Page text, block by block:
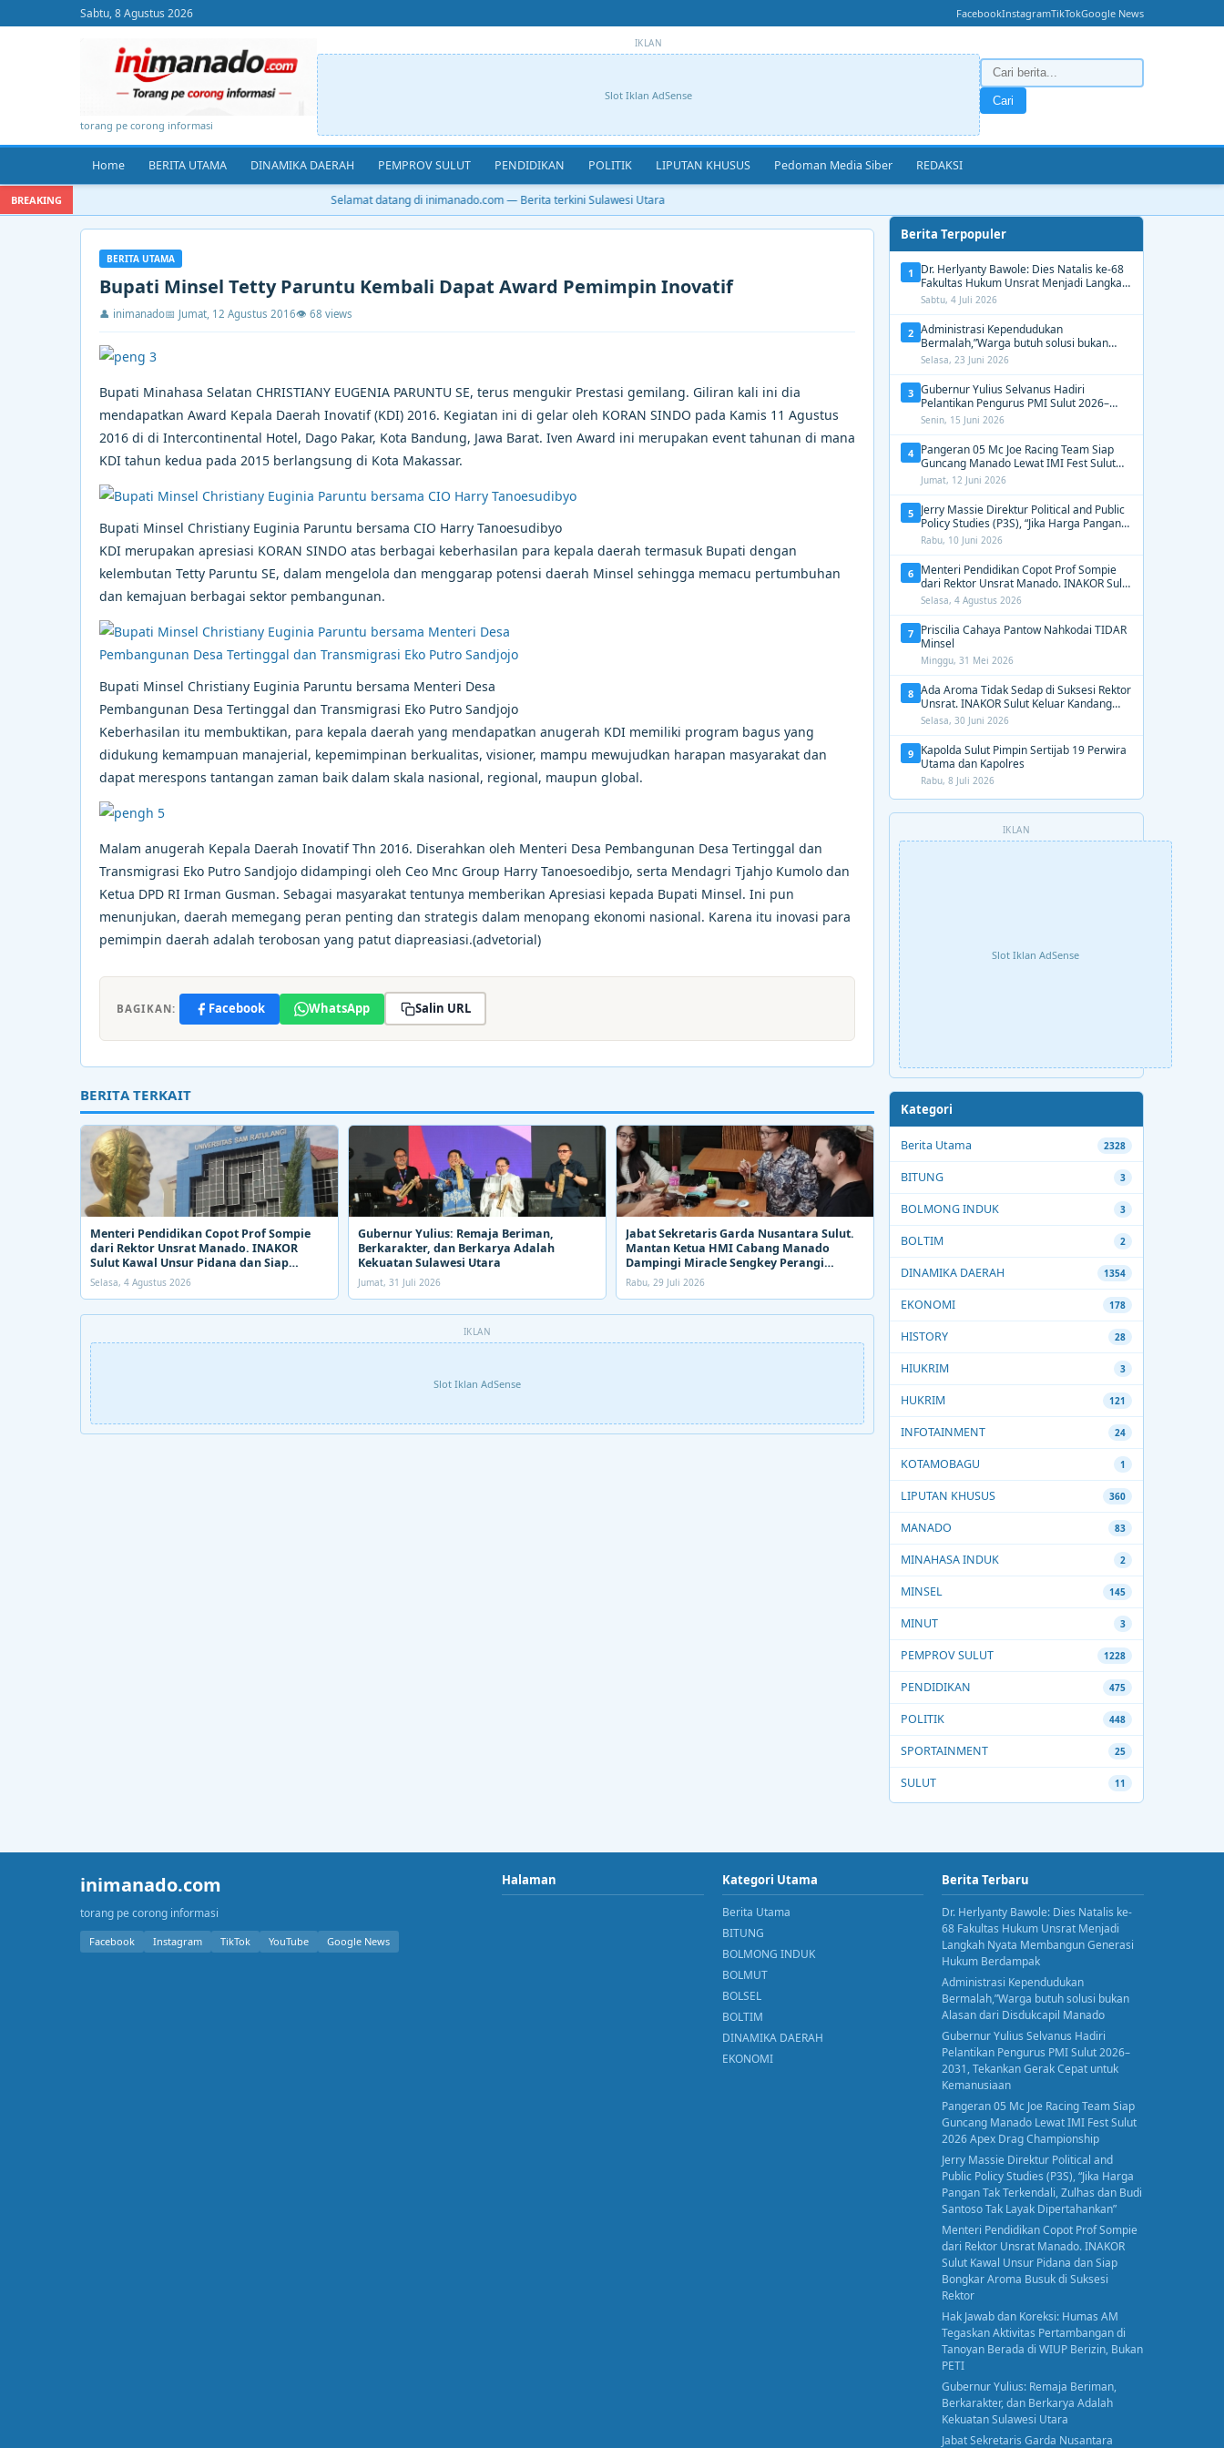
Sabtu, 8 Agustus 2026 FacebookInstagramTikTokGoogle News
torang pe corong informasi
IKLAN
Slot Iklan AdSense Cari
Home BERITA UTAMA DINAMIKA DAERAH PEMPROV SULUT PENDIDIKAN POLITIK LIPUTAN KHUSUS Pedoman Media Siber REDAKSI
BREAKING Selamat datang di inimanado.com — Berita terkini Sulawesi Utara
BERITA UTAMA
Bupati Minsel Tetty Paruntu Kembali Dapat Award Pemimpin Inovatif
👤 inimanado📅 Jumat, 12 Agustus 2016👁 68 views
Bupati Minahasa Selatan CHRISTIANY EUGENIA PARUNTU SE, terus mengukir Prestasi gemilang. Giliran kali ini dia
mendapatkan Award Kepala Daerah Inovatif (KDI) 2016. Kegiatan ini di gelar oleh KORAN SINDO pada Kamis 11 Agustus
2016 di di Intercontinental Hotel, Dago Pakar, Kota Bandung, Jawa Barat. Iven Award ini merupakan event tahunan di mana
KDI tahun kedua pada 2015 berlangsung di Kota Makassar.
Bupati Minsel Christiany Euginia Paruntu bersama CIO Harry Tanoesudibyo
KDI merupakan apresiasi KORAN SINDO atas berbagai keberhasilan para kepala daerah termasuk Bupati dengan
kelembutan Tetty Paruntu SE, dalam mengelola dan menggarap potensi daerah Minsel sehingga memacu pertumbuhan
dan kemajuan berbagai sektor pembangunan.
Bupati Minsel Christiany Euginia Paruntu bersama Menteri Desa
Pembangunan Desa Tertinggal dan Transmigrasi Eko Putro Sandjojo
Keberhasilan itu membuktikan, para kepala daerah yang mendapatkan anugerah KDI memiliki program bagus yang
didukung kemampuan manajerial, kepemimpinan berkualitas, visioner, mampu mewujudkan harapan masyarakat dan
dapat merespons tantangan zaman baik dalam skala nasional, regional, maupun global.
Malam anugerah Kepala Daerah Inovatif Thn 2016. Diserahkan oleh Menteri Desa Pembangunan Desa Tertinggal dan
Transmigrasi Eko Putro Sandjojo didampingi oleh Ceo Mnc Group Harry Tanoesoedibjo, serta Mendagri Tjahjo Kumolo dan
Ketua DPD RI Irman Gusman. Sebagai masyarakat tentunya memberikan Apresiasi kepada Bupati Minsel. Ini pun
menunjukan, daerah memegang peran penting dan strategis dalam menopang ekonomi nasional. Karena itu inovasi para
pemimpin daerah adalah terobosan yang patut diapreasiasi.(advetorial)
BAGIKAN: Facebook WhatsApp Salin URL
BERITA TERKAIT
Menteri Pendidikan Copot Prof Sompie
dari Rektor Unsrat Manado. INAKOR
Sulut Kawal Unsur Pidana dan Siap
Bongkar Aroma Busuk di Suksesi Rektor
Selasa, 4 Agustus 2026
Gubernur Yulius: Remaja Beriman,
Berkarakter, dan Berkarya Adalah
Kekuatan Sulawesi Utara
Jumat, 31 Juli 2026
Jabat Sekretaris Garda Nusantara Sulut.
Mantan Ketua HMI Cabang Manado
Dampingi Miracle Sengkey Perangi
Narkoba
Rabu, 29 Juli 2026
IKLAN
Slot Iklan AdSense
Berita Terpopuler
1
Dr. Herlyanty Bawole: Dies Natalis ke-68
Fakultas Hukum Unsrat Menjadi Langkah
Nyata Membangun Generasi Hukum
Berdampak
Sabtu, 4 Juli 2026
2 Administrasi Kependudukan
Bermalah,”Warga butuh solusi bukan
Alasan dari Disdukcapil Manado
Selasa, 23 Juni 2026
3 Gubernur Yulius Selvanus Hadiri
Pelantikan Pengurus PMI Sulut 2026–
2031, Tekankan Gerak Cepat untuk
Kemanusiaan
Senin, 15 Juni 2026
4 Pangeran 05 Mc Joe Racing Team Siap
Guncang Manado Lewat IMI Fest Sulut
2026 Apex Drag Championship
Jumat, 12 Juni 2026
5 Jerry Massie Direktur Political and Public
Policy Studies (P3S), “Jika Harga Pangan
Tak Terkendali, Zulhas dan Budi Santoso
Tak Layak Dipertahankan”
Rabu, 10 Juni 2026
6 Menteri Pendidikan Copot Prof Sompie
dari Rektor Unsrat Manado. INAKOR Sulut
Kawal Unsur Pidana dan Siap Bongkar
Aroma Busuk di Suksesi Rektor
Selasa, 4 Agustus 2026
7 Priscilia Cahaya Pantow Nahkodai TIDAR
Minsel
Minggu, 31 Mei 2026
8 Ada Aroma Tidak Sedap di Suksesi Rektor
Unsrat. INAKOR Sulut Keluar Kandang
Kawal Proses Seleksi
Selasa, 30 Juni 2026
9 Kapolda Sulut Pimpin Sertijab 19 Perwira
Utama dan Kapolres
Rabu, 8 Juli 2026
IKLAN
Slot Iklan AdSense
Kategori
Berita Utama 2328
BITUNG 3
BOLMONG INDUK 3
BOLTIM 2
DINAMIKA DAERAH 1354
EKONOMI 178
HISTORY 28
HIUKRIM 3
HUKRIM 121
INFOTAINMENT 24
KOTAMOBAGU 1
LIPUTAN KHUSUS 360
MANADO 83
MINAHASA INDUK 2
MINSEL 145
MINUT 3
PEMPROV SULUT 1228
PENDIDIKAN 475
POLITIK 448
SPORTAINMENT 25
SULUT 11
inimanado.com
torang pe corong informasi
Facebook Instagram TikTok YouTube Google News
Halaman Kategori Utama
Berita Utama
BITUNG
BOLMONG INDUK
BOLMUT
BOLSEL
BOLTIM
DINAMIKA DAERAH
EKONOMI
Berita Terbaru
Dr. Herlyanty Bawole: Dies Natalis ke-
68 Fakultas Hukum Unsrat Menjadi
Langkah Nyata Membangun Generasi
Hukum Berdampak
Administrasi Kependudukan
Bermalah,”Warga butuh solusi bukan
Alasan dari Disdukcapil Manado
Gubernur Yulius Selvanus Hadiri
Pelantikan Pengurus PMI Sulut 2026–
2031, Tekankan Gerak Cepat untuk
Kemanusiaan
Pangeran 05 Mc Joe Racing Team Siap
Guncang Manado Lewat IMI Fest Sulut
2026 Apex Drag Championship
Jerry Massie Direktur Political and
Public Policy Studies (P3S), “Jika Harga
Pangan Tak Terkendali, Zulhas dan Budi
Santoso Tak Layak Dipertahankan”
Menteri Pendidikan Copot Prof Sompie
dari Rektor Unsrat Manado. INAKOR
Sulut Kawal Unsur Pidana dan Siap
Bongkar Aroma Busuk di Suksesi
Rektor
Hak Jawab dan Koreksi: Humas AM
Tegaskan Aktivitas Pertambangan di
Tanoyan Berada di WIUP Berizin, Bukan
PETI
Gubernur Yulius: Remaja Beriman,
Berkarakter, dan Berkarya Adalah
Kekuatan Sulawesi Utara
Jabat Sekretaris Garda Nusantara